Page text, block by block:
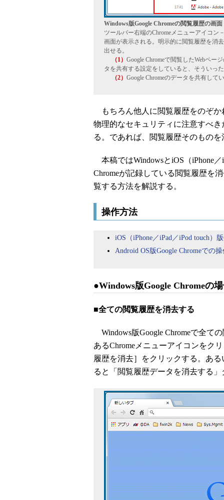
Windows版Google Chromeの閲覧履歴の画面
ツールバー右端のChromeメニューアイコ
画面が表示される。明示的に閲覧履歴を消
出せる。
（1） Google Chromeで閲覧したWebペー
タを共有する設定をしていると、そういっ
（2） Google Chromeのデータを共有し
もちろん他人に閲覧履歴をのぞか
物理的なセキュリティに注意すべ
る。であれば、閲覧履歴そのもの
本稿ではWindowsとiOS（iPhone／
Chromeが記録している閲覧履歴を
覧する方法を解説する。
操作方法
iOS（iPhone／iPad／iPod touch）
Android OS版Google Chromeでの
●Windows版Google Chromeの
■全ての閲覧履歴を消去する
Windows版Google Chromeで全て
あるChromeメニューアイコンをク
履歴を消去］をクリックする。あ
ると「閲覧履歴データを消去する